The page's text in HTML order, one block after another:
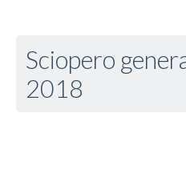
Sciopero
2018